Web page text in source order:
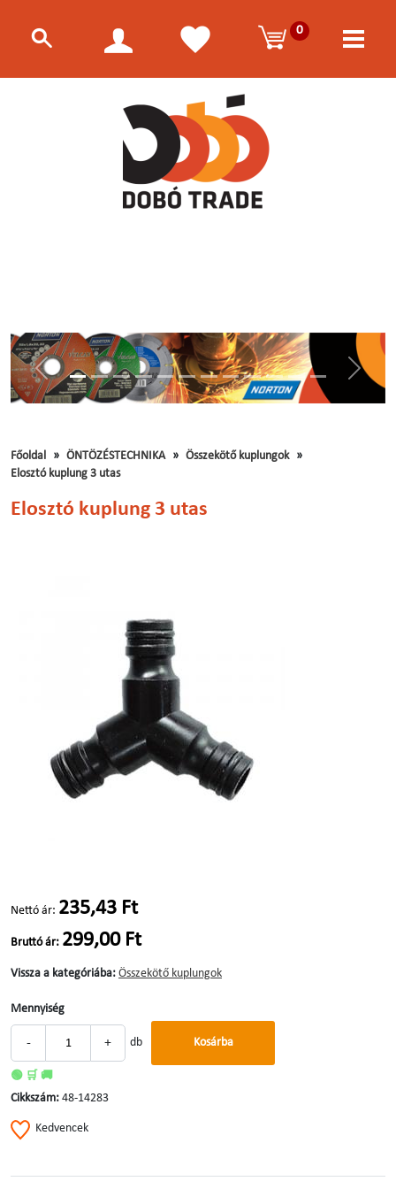
0
Előző
Főoldal ÖNTÖZÉSTECHNIKA
Összekötő kuplungok
Elosztó kuplung 3 utas
Elosztó kuplung 3 utas
Nettó ár: 235,43 Ft
Bruttó ár: 299,00 Ft
Vissza a kategóriába: Összekötő kuplungok
Mennyiség
- + db Kosárba
🟢 🛒 🚚
Cikkszám: 48-14283
Kedvencek